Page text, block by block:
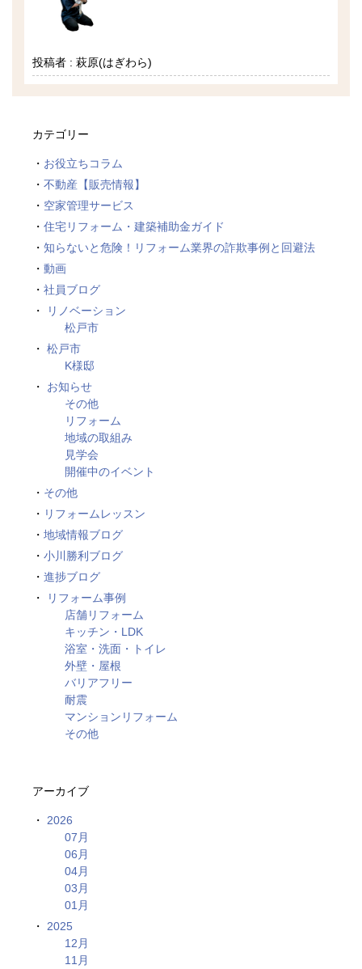
投稿者 : 萩原(はぎわら)
カテゴリー
お役立ちコラム
不動産【販売情報】
空家管理サービス
住宅リフォーム・建築補助金ガイド
知らないと危険！リフォーム業界の詐欺事例と回避法
動画
社員ブログ
リノベーション
松戸市
松戸市
K様邸
お知らせ
その他
リフォーム
地域の取組み
見学会
開催中のイベント
その他
リフォームレッスン
地域情報ブログ
小川勝利ブログ
進捗ブログ
リフォーム事例
店舗リフォーム
キッチン・LDK
浴室・洗面・トイレ
外壁・屋根
バリアフリー
耐震
マンションリフォーム
その他
アーカイブ
2026
07月
06月
04月
03月
01月
2025
12月
11月